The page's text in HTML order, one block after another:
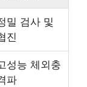
밀 검사 및
진
성능 체외충
파